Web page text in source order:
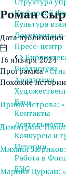
Цифровой
Культура
Документы и
Пресс-центр
Библиотека
Аналитика
Блог
Контакты
Деятельность
Конкурсы и
Истории
Работа в
ENG
Роман
Дата публикации
16 января 2024
Программа
Похожие истории
Ирина Петрова:
Димитриос
Михаил Зюриков:
Марина Цуркан: